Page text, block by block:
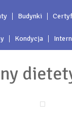
Budynki
Kondycja